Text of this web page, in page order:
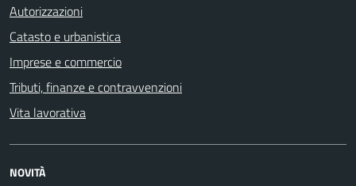
Autorizzazioni
Catasto e urbanistica
Imprese e commercio
Tributi, finanze e contravvenzioni
Vita lavorativa
NOVITÀ